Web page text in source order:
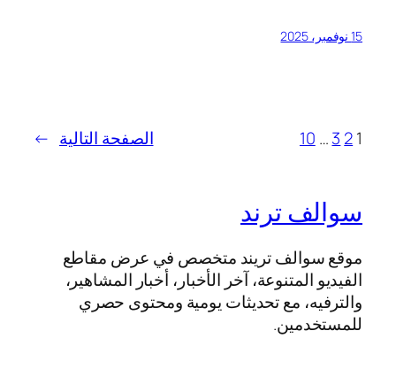
15 نوفمبر، 2025
1
2
3
…
10 الصفحة التالية →
سوالف ترند
موقع سوالف تريند متخصص في عرض مقاطع
الفيديو المتنوعة، آخر الأخبار، أخبار المشاهير،
والترفيه، مع تحديثات يومية ومحتوى حصري
للمستخدمين.